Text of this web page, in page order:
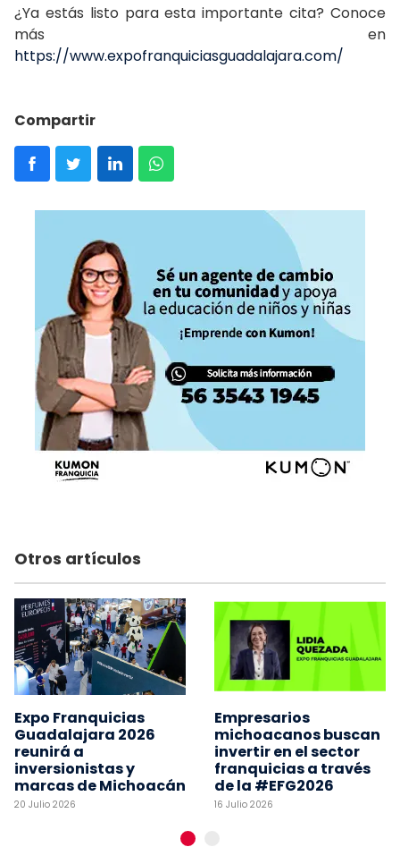
¿Ya estás listo para esta importante cita? Conoce
más en
https://www.expofranquiciasguadalajara.com/
Compartir
Otros artículos
Expo Franquicias
Guadalajara 2026
reunirá a
inversionistas y
marcas de Michoacán
20 Julio 2026
Empresarios
michoacanos buscan
invertir en el sector
franquicias a través
de la #EFG2026
16 Julio 2026